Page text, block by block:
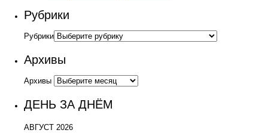
Рубрики
Рубрики
Архивы
Архивы
ДЕНЬ ЗА ДНЁМ
АВГУСТ 2026